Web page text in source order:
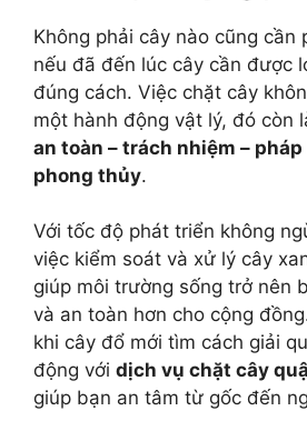
Không phải cây nào cũng cần
nếu đã đến lúc cây cần được
đúng cách. Việc chặt cây
một hành động vật lý, đó còn
an toàn – trách nhiệm –
phong thủy.
Với tốc độ phát triển không
việc kiểm soát và xử lý cây
giúp môi trường sống trở nên
và an toàn hơn cho cộng
khi cây đổ mới tìm cách giải
động với dịch vụ chặt cây
giúp bạn an tâm từ gốc đến